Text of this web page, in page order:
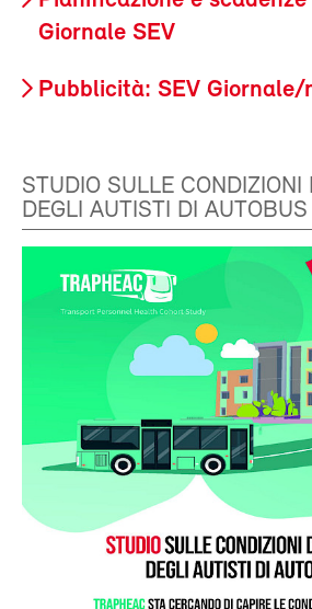
Giornale SEV
Pubblicità: SEV
STUDIO SULLE CONDIZIONI
DEGLI AUTISTI DI AUTOBUS